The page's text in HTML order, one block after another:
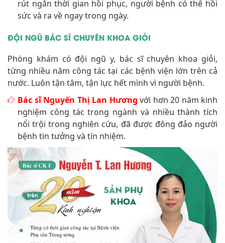
rút ngắn thời gian hồi phục, người bệnh có thể hồi
sức và ra về ngay trong ngày.
ĐỘI NGŨ BÁC SĨ CHUYÊN KHOA GIỎI
Phòng khám có đội ngũ y, bác sĩ chuyên khoa giỏi,
từng nhiều năm công tác tại các bệnh viện lớn trên cả
nước. Luôn tận tâm, tận lực hết mình vì người bệnh.
Bác sĩ Nguyến Thị Lan Hương với hơn 20 năm kinh
nghiệm công tác trong ngành và nhiều thành tích
nổi trội trong nghiên cứu, đã được đông đảo người
bệnh tin tưởng và tín nhiệm.